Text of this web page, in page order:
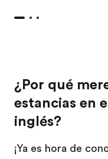
¿Por qué
estancias en
inglés?
¡Ya es hora de